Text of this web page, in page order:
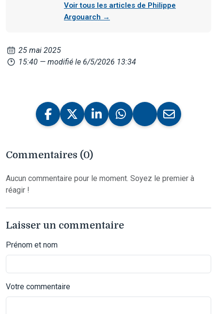
Voir tous les articles de Philippe
Argouarch →
25 mai 2025
15:40 — modifié le 6/5/2026 13:34
Commentaires (0)
Aucun commentaire pour le moment. Soyez le premier à
réagir !
Laisser un commentaire
Prénom et nom
Votre commentaire